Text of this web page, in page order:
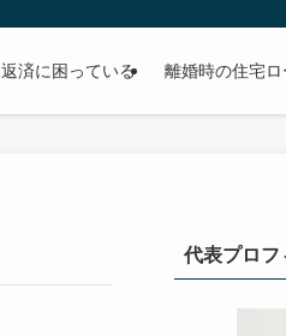
返済に困っている 離婚時の住宅ロ
代表プロフ